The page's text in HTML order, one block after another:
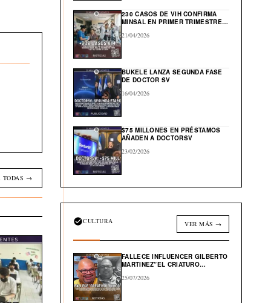
TODAS →
230 CASOS DE VIH CONFIRMA
MINSAL EN PRIMER TRIMESTRE
21/04/2026
BUKELE LANZA SEGUNDA FASE
DE DOCTOR SV
16/04/2026
$75 MILLONES EN PRÉSTAMOS
AÑADEN A DOCTORSV
23/02/2026
CULTURA VER MÁS →
FALLECE INFLUENCER GILBERTO
MARTINEZ”EL CRIATURO
25/07/2026